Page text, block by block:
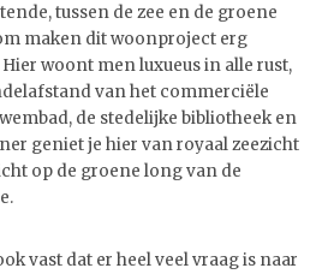
tussen de zee en de groene
maken dit woonproject erg
woont men luxueus in alle rust,
van het commerciële
de stedelijke bibliotheek en
geniet je hier van royaal zeezicht
op de groene long van de
vast dat er heel veel vraag is naar